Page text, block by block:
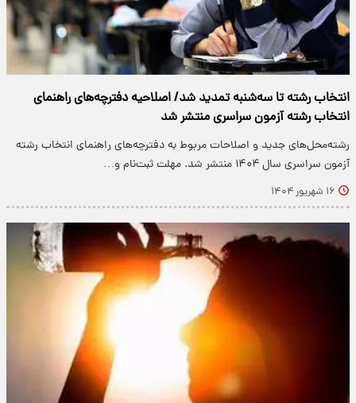
انتخاب رشته تا سه‌شنبه تمدید شد/ اصلاحیه دفترچه‌های راهنمای
انتخاب رشته آزمون سراسری منتشر شد
رشته‌محل‌های جدید و اصلاحات مربوط به دفترچه‌های راهنمای انتخاب رشته
آزمون سراسری سال ۱۴۰۴ منتشر شد. مهلت ثبت‌نام و…
۱۶ شهریور ۱۴۰۴